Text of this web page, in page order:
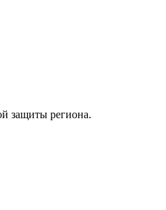
защиты региона.